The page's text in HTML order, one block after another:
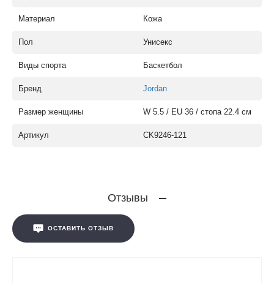
Материал Кожа
Пол Унисекс
Виды спорта Баскетбол
Бренд Jordan
Размер женщины W 5.5 / EU 36 / стопа 22.4 см
Артикул CK9246-121
Отзывы
ОСТАВИТЬ ОТЗЫВ